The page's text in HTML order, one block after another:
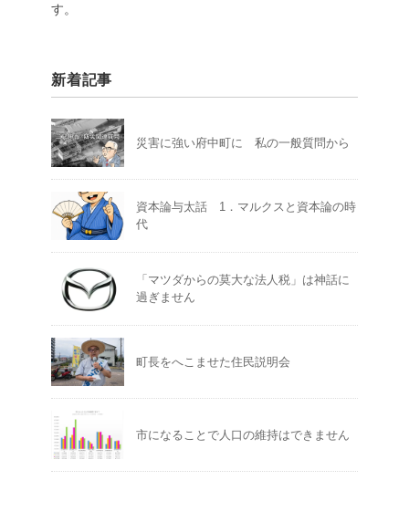
す。
新着記事
災害に強い府中町に 私の一般質問から
資本論与太話 1．マルクスと資本論の時
代
「マツダからの莫大な法人税」は神話に
過ぎません
町長をへこませた住民説明会
市になることで人口の維持はできません